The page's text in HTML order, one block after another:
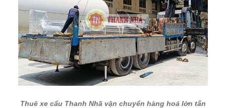
Thuê xe cẩu Thanh Nhã vận chuyển hàng hoá lớn tấn